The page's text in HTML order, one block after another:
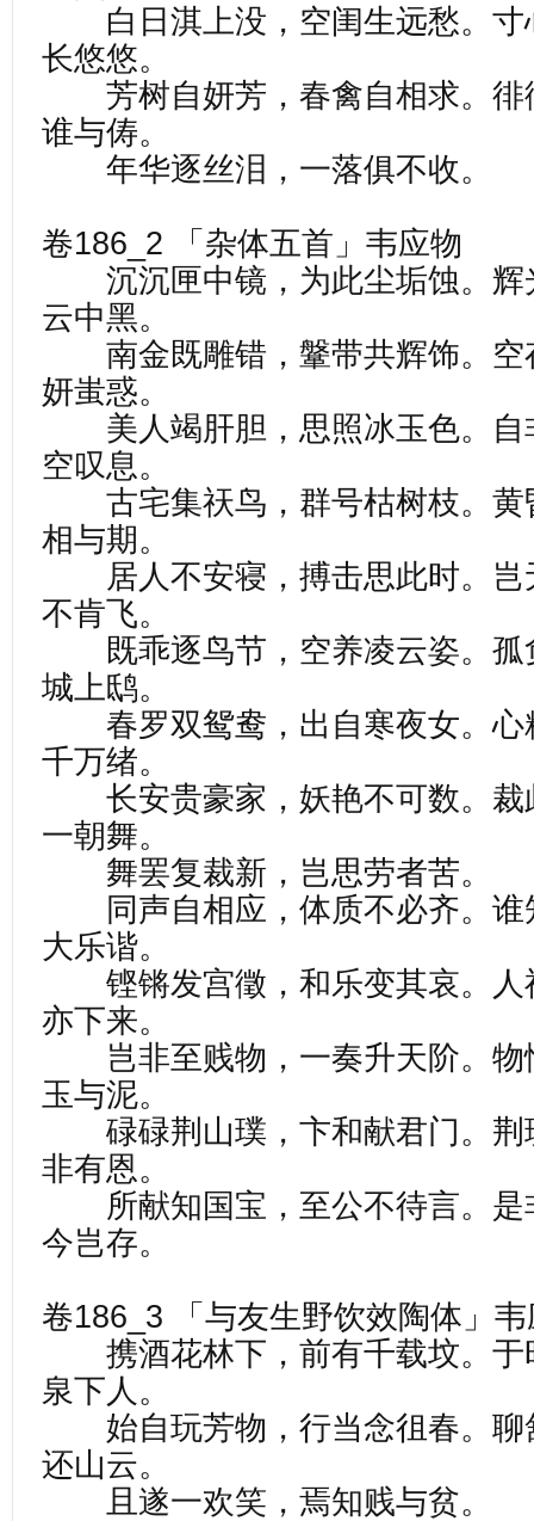
白日淇上没，空闺生远愁。寸
长悠悠。
芳树自妍芳，春禽自相求。徘
谁与俦。
年华逐丝泪，一落俱不收。
卷186_2 「杂体五首」韦应物
沉沉匣中镜，为此尘垢蚀。辉
云中黑。
南金既雕错，鞶带共辉饰。空
妍蚩惑。
美人竭肝胆，思照冰玉色。自
空叹息。
古宅集祆鸟，群号枯树枝。黄
相与期。
居人不安寝，搏击思此时。岂
不肯飞。
既乖逐鸟节，空养凌云姿。孤
城上鸱。
春罗双鸳鸯，出自寒夜女。心
千万绪。
长安贵豪家，妖艳不可数。裁
一朝舞。
舞罢复裁新，岂思劳者苦。
同声自相应，体质不必齐。谁
大乐谐。
铿锵发宫徵，和乐变其哀。人
亦下来。
岂非至贱物，一奏升天阶。物
玉与泥。
碌碌荆山璞，卞和献君门。荆
非有恩。
所献知国宝，至公不待言。是
今岂存。
卷186_3 「与友生野饮效陶体」
携酒花林下，前有千载坟。于
泉下人。
始自玩芳物，行当念徂春。聊
还山云。
且遂一欢笑，焉知贱与贫。